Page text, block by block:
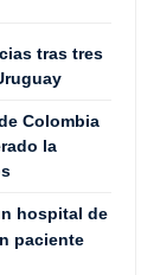
tras tres
Colombia
la
hospital de
paciente